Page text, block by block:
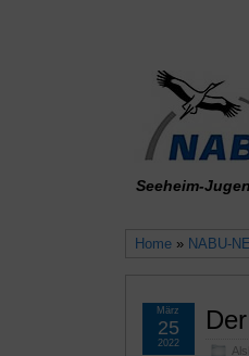
Seeheim-
Home» NABU-
März
25
2022